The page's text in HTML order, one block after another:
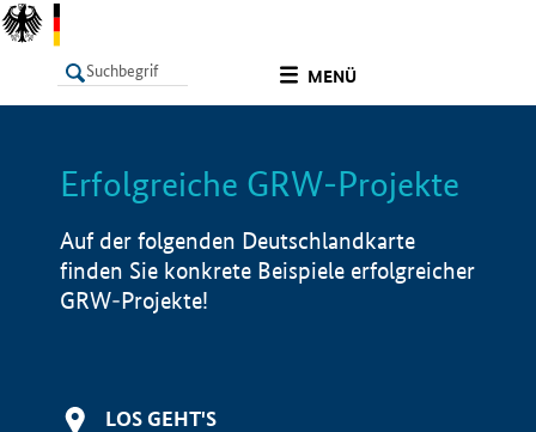
MENÜ
LISTE Info
Erfolgreiche GRW-Projekte
Auf der folgenden Deutschlandkarte
finden Sie konkrete Beispiele erfolgreicher
GRW-Projekte!
LOS GEHT'S